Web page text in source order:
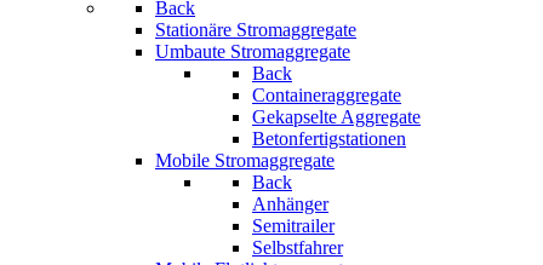
Back
Stationäre Stromaggregate
Umbaute Stromaggregate
Back
Containeraggregate
Gekapselte Aggregate
Betonfertigstationen
Mobile Stromaggregate
Back
Anhänger
Semitrailer
Selbstfahrer